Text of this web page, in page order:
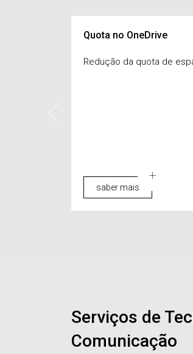
Quota no OneDrive
Redução da quota de
saber mais
Serviços de
Comunicação